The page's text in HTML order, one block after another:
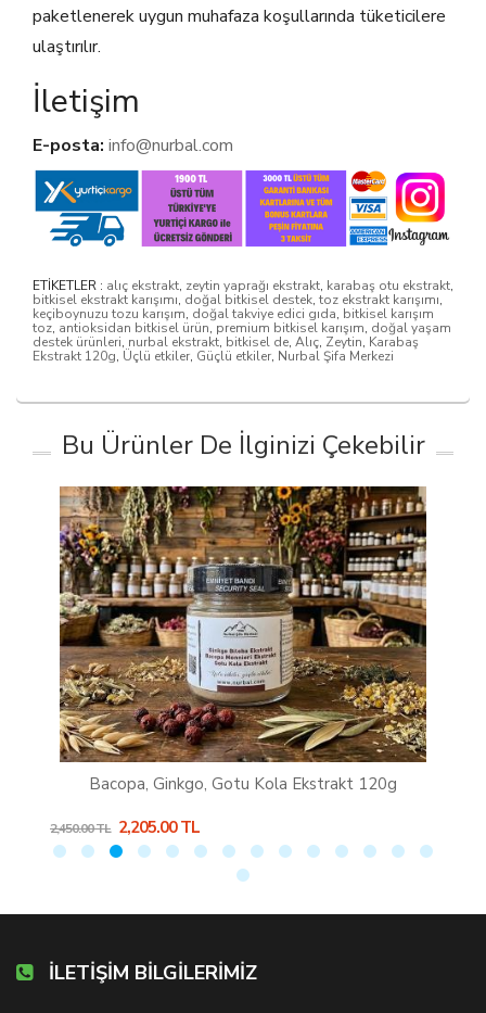
paketlenerek uygun muhafaza koşullarında tüketicilere
ulaştırılır.
İletişim
E-posta: info@nurbal.com
ETİKETLER : alıç ekstrakt, zeytin yaprağı ekstrakt, karabaş otu ekstrakt,
bitkisel ekstrakt karışımı, doğal bitkisel destek, toz ekstrakt karışımı,
keçiboynuzu tozu karışım, doğal takviye edici gıda, bitkisel karışım
toz, antioksidan bitkisel ürün, premium bitkisel karışım, doğal yaşam
destek ürünleri, nurbal ekstrakt, bitkisel de, Alıç, Zeytin, Karabaş
Ekstrakt 120g, Üçlü etkiler, Güçlü etkiler, Nurbal Şifa Merkezi
Bu Ürünler De İlginizi Çekebilir
Bacopa, Ginkgo, Gotu Kola Ekstrakt 120g
2,450.00 TL 2,205.00 TL
İLETİŞİM BİLGİLERİMİZ